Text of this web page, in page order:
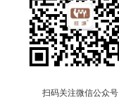
扫码关注微信公众号